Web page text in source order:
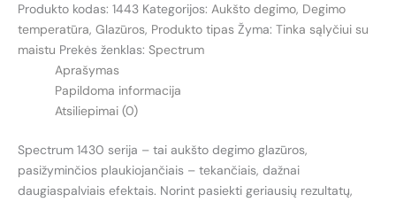
(FUZZY
PEACH)
Produkto kodas: 1443 Kategorijos: Aukšto degimo, Degimo
temperatūra, Glazūros, Produkto tipas Žyma: Tinka sąlyčiui su
maistu Prekės ženklas: Spectrum
Aprašymas
Papildoma informacija
Atsiliepimai (0)
Spectrum 1430 serija – tai aukšto degimo glazūros,
pasižyminčios plaukiojančiais – tekančiais, dažnai
daugiaspalviais efektais. Norint pasiekti geriausių rezultatų,